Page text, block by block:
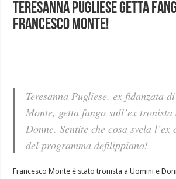
Teresanna Pugliese getta
Francesco Monte!
Teresanna Pugliese, ex fidanzata
Monte, getta fango sull’ex
Donne. Sentite che cosa svela
del programma defilippiano!
Francesco Monte è stato tronista a Uomini e